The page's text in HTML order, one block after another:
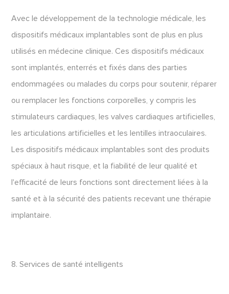
Avec le développement de la technologie médicale, les
dispositifs médicaux implantables sont de plus en plus
utilisés en médecine clinique. Ces dispositifs médicaux
sont implantés, enterrés et fixés dans des parties
endommagées ou malades du corps pour soutenir, réparer
ou remplacer les fonctions corporelles, y compris les
stimulateurs cardiaques, les valves cardiaques artificielles,
les articulations artificielles et les lentilles intraoculaires.
Les dispositifs médicaux implantables sont des produits
spéciaux à haut risque, et la fiabilité de leur qualité et
l'efficacité de leurs fonctions sont directement liées à la
santé et à la sécurité des patients recevant une thérapie
implantaire.
8. Services de santé intelligents